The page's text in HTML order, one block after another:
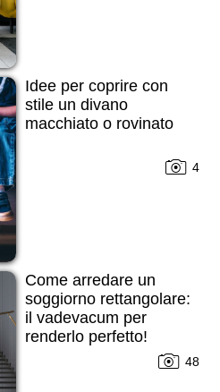
Idee per coprire con
stile un divano
macchiato o rovinato
4
Come arredare un
soggiorno rettangolare:
il vadevacum per
renderlo perfetto!
48